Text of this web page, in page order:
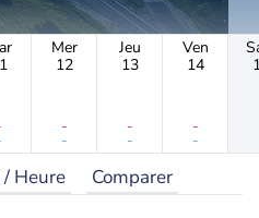
Mer
12
-
-
Jeu
13
-
-
Ven
14
-
-
Heure Comparer